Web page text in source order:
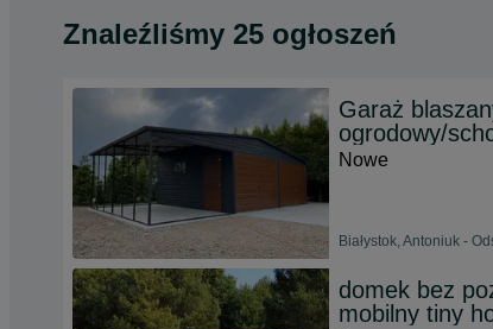
Znaleźliśmy 25 ogłoszeń
Garaż
ogrodowy/
Nowe
Białystok, Antoniuk -
domek bez
mobilny tiny